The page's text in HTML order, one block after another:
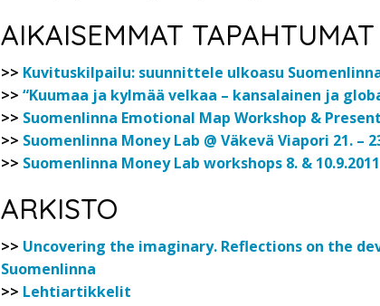
AIKAISEMMAT TAPAHTUMAT
>> Kuvituskilpailu: suunnittele ulkoasu
>> “Kuumaa ja kylmää velkaa – kansalainen ja
>> Suomenlinna Emotional Map Workshop &
>> Suomenlinna Money Lab @ Väkevä Viapori 21. –
>> Suomenlinna Money Lab workshops 8. & 10.9.2011
ARKISTO
>> Uncovering the imaginary. Reflections on the
Suomenlinna
>> Lehtiartikkelit